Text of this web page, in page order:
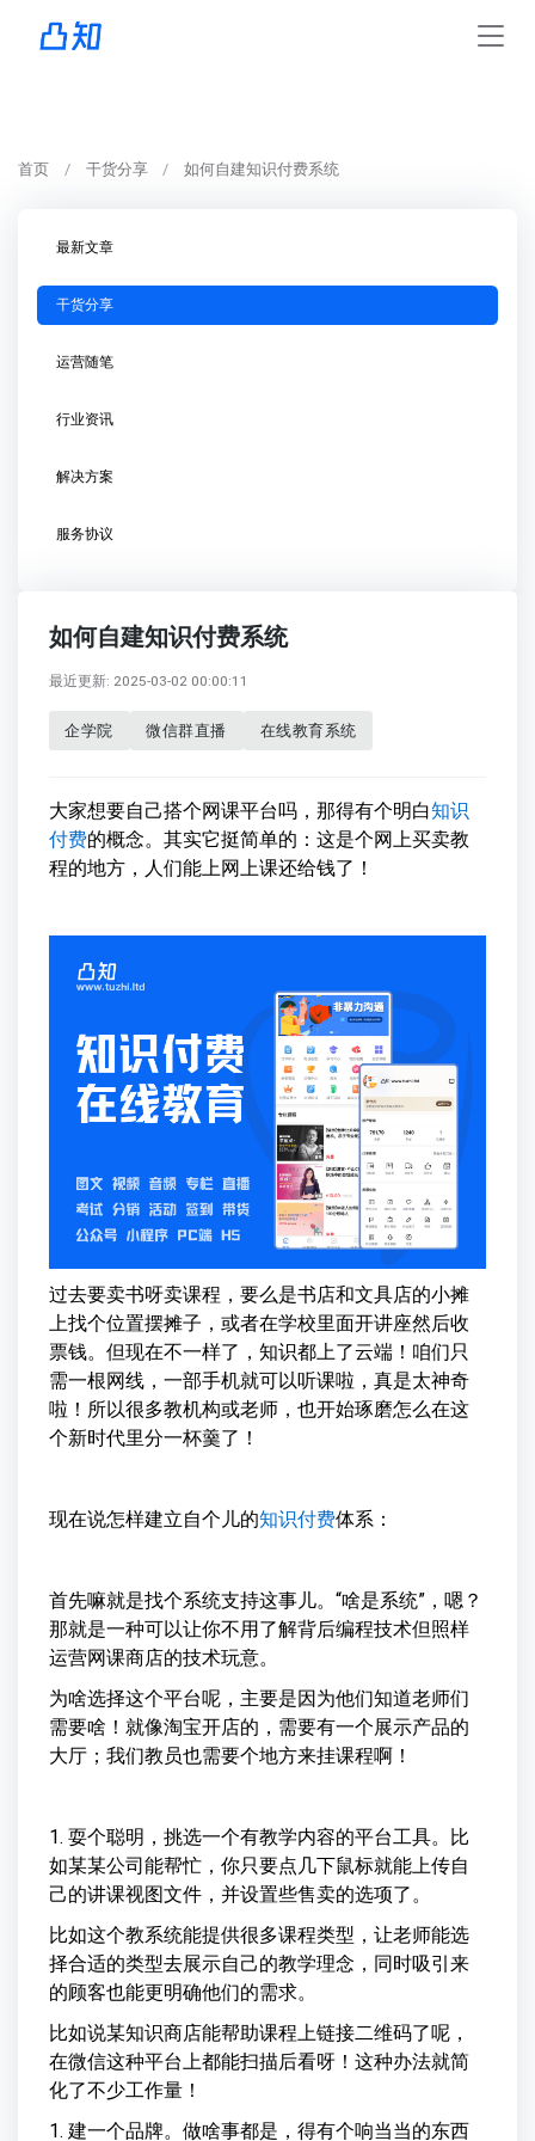
首页 干货分享 如何自建知识付费系统
最新文章
干货分享
运营随笔
行业资讯
解决方案
服务协议
如何自建知识付费系统
最近更新: 2025-03-02 00:00:11
企学院 微信群直播 在线教育系统
大家想要自己搭个网课平台吗，那得有个明白知识
付费的概念。其实它挺简单的：这是个网上买卖教
程的地方，人们能上网上课还给钱了！
过去要卖书呀卖课程，要么是书店和文具店的小摊
上找个位置摆摊子，或者在学校里面开讲座然后收
票钱。但现在不一样了，知识都上了云端！咱们只
需一根网线，一部手机就可以听课啦，真是太神奇
啦！所以很多教机构或老师，也开始琢磨怎么在这
个新时代里分一杯羹了！
现在说怎样建立自个儿的知识付费体系：
首先嘛就是找个系统支持这事儿。“啥是系统”，嗯？
那就是一种可以让你不用了解背后编程技术但照样
运营网课商店的技术玩意。
为啥选择这个平台呢，主要是因为他们知道老师们
需要啥！就像淘宝开店的，需要有一个展示产品的
大厅；我们教员也需要个地方来挂课程啊！
1. 耍个聪明，挑选一个有教学内容的平台工具。比
如某某公司能帮忙，你只要点几下鼠标就能上传自
己的讲课视图文件，并设置些售卖的选项了。
比如这个教系统能提供很多课程类型，让老师能选
择合适的类型去展示自己的教学理念，同时吸引来
的顾客也能更明确他们的需求。
比如说某知识商店能帮助课程上链接二维码了呢，
在微信这种平台上都能扫描后看呀！这种办法就简
化了不少工作量！
1. 建一个品牌。做啥事都是，得有个响当当的东西